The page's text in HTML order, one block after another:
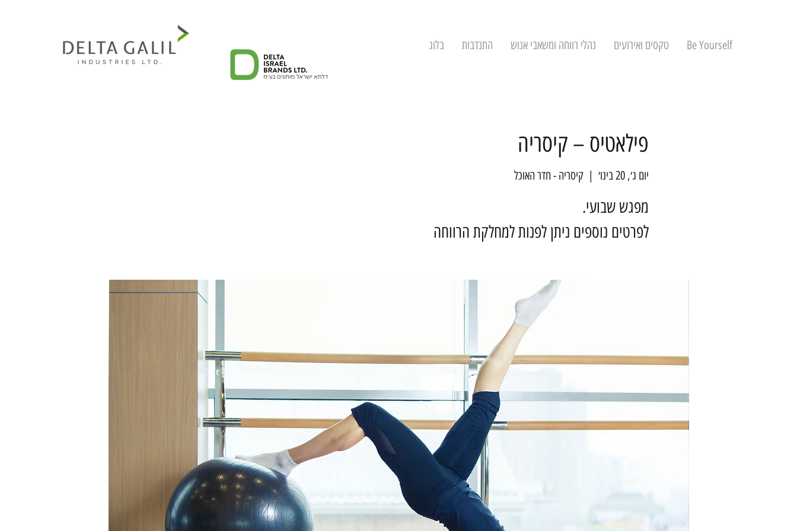
Be Yourself טקסים ואירועים נהלי רווחה ומשאבי אנוש התנדבות בלוג
פילאטיס – קיסריה
יום ג׳, 20 בינו׳
  |
קיסריה - חדר האוכל
לפרטים נוספים ניתן לפנות למחלקת הרווחה